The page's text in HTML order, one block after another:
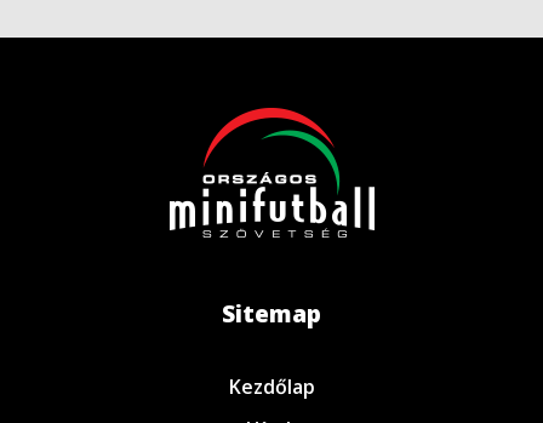
Sitemap
Kezdőlap